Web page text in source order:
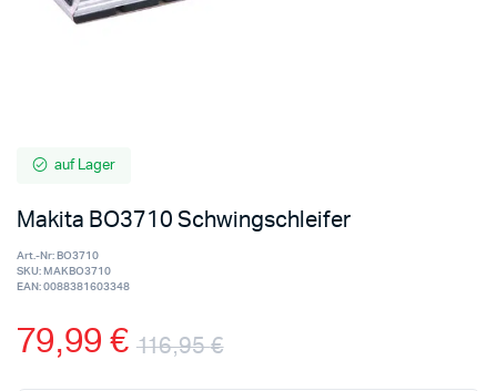
auf Lager
Makita BO3710 Schwingschleifer
Art.-Nr:BO3710
SKU: MAKBO3710
EAN:0088381603348
116,95€
79,99€